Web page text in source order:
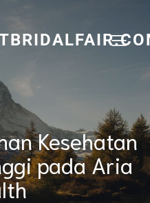
Kesehatan
pada Aria